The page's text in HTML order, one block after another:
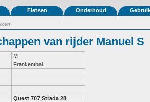
Fietsen Onderhoud
van rijder Manuel S
M
Frankenthal
Quest 707 Strada 28